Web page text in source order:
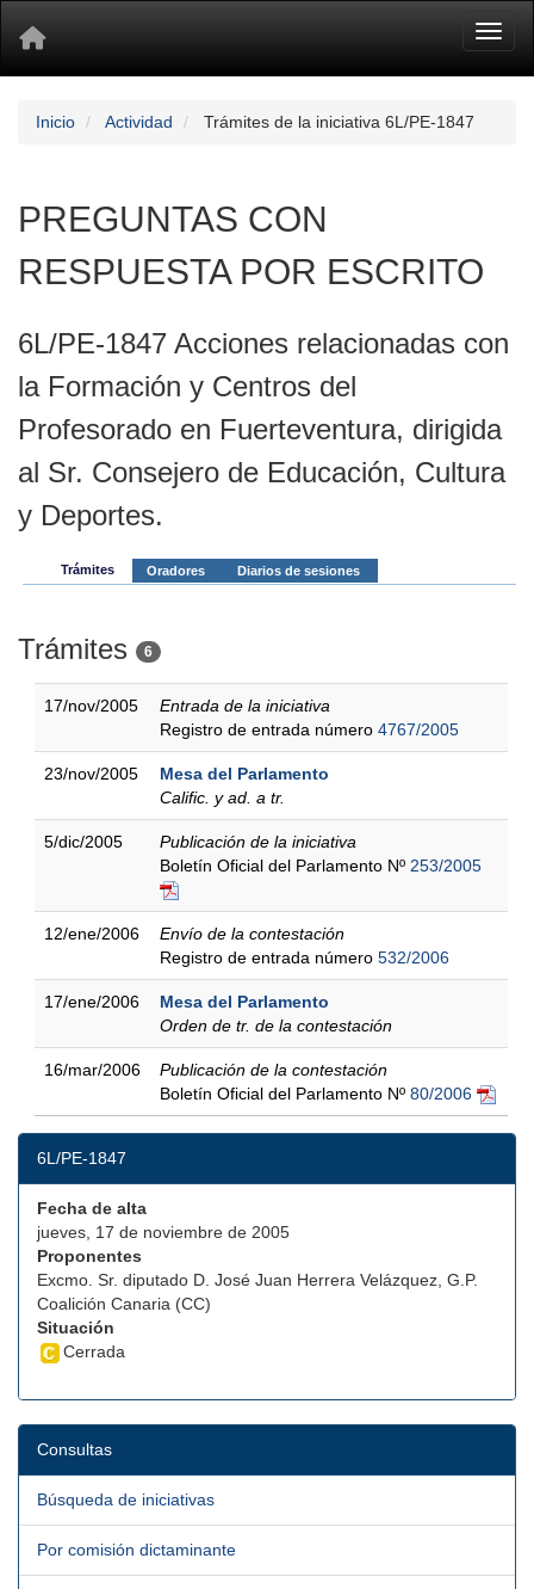
Inicio Actividad Trámites de la iniciativa 6L/PE-1847
PREGUNTAS CON
RESPUESTA POR ESCRITO
6L/PE-1847 Acciones relacionadas con
la Formación y Centros del
Profesorado en Fuerteventura, dirigida
al Sr. Consejero de Educación, Cultura
y Deportes.
Trámites Oradores Diarios de sesiones
Trámites 6
17/nov/2005
Entrada de la iniciativa
Registro de entrada número 4767/2005
23/nov/2005
Mesa del Parlamento
Calific. y ad. a tr.
5/dic/2005
Publicación de la iniciativa
Boletín Oficial del Parlamento Nº 253/2005
12/ene/2006
Envío de la contestación
Registro de entrada número 532/2006
17/ene/2006
Mesa del Parlamento
Orden de tr. de la contestación
16/mar/2006
Publicación de la contestación
Boletín Oficial del Parlamento Nº 80/2006
6L/PE-1847
Fecha de alta
jueves, 17 de noviembre de 2005
Proponentes
Excmo. Sr. diputado D. José Juan Herrera Velázquez, G.P.
Coalición Canaria (CC)
Situación
Cerrada
Consultas
Búsqueda de iniciativas
Por comisión dictaminante